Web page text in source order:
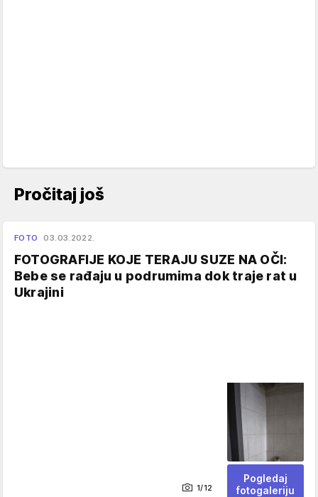
Pročitaj još
FOTO 03.03.2022.
FOTOGRAFIJE KOJE TERAJU SUZE NA OČI:
Bebe se rađaju u podrumima dok traje rat u
Ukrajini
1/12
Pogledaj
fotogaleriju